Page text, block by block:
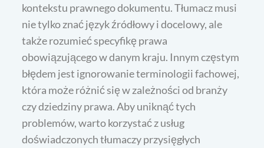
kontekstu prawnego dokumentu. Tłumacz musi
nie tylko znać język źródłowy i docelowy, ale
także rozumieć specyfikę prawa
obowiązującego w danym kraju. Innym częstym
błędem jest ignorowanie terminologii fachowej,
która może różnić się w zależności od branży
czy dziedziny prawa. Aby uniknąć tych
problemów, warto korzystać z usług
doświadczonych tłumaczy przysięgłych